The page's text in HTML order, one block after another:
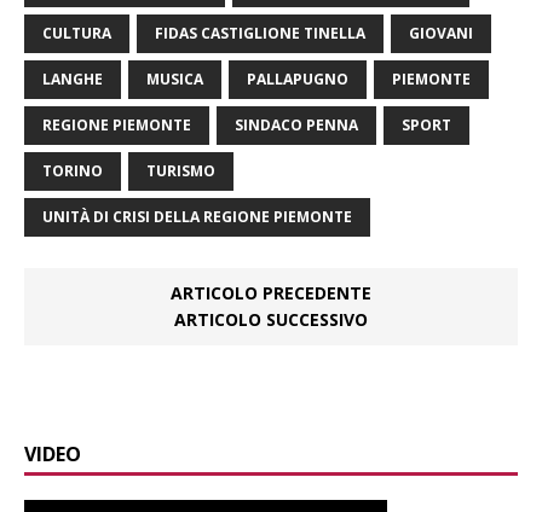
CULTURA FIDAS CASTIGLIONE TINELLA GIOVANI
LANGHE MUSICA PALLAPUGNO PIEMONTE
REGIONE PIEMONTE SINDACO PENNA SPORT
TORINO TURISMO
UNITÀ DI CRISI DELLA REGIONE PIEMONTE
ARTICOLO PRECEDENTE
ARTICOLO SUCCESSIVO
VIDEO